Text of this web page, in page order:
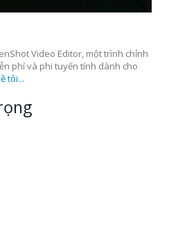
Video Editor, một trình chỉnh
phí và phi tuyến tính dành cho
tôi...